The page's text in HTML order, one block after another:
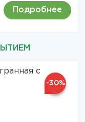
Подробнее
-30%